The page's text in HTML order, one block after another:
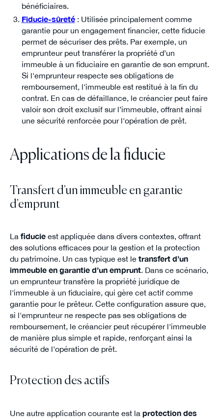
bénéficiaires.
Fiducie-sûreté: Utilisée principalement comme
garantie pour un engagement financier, cette fiducie
permet de sécuriser des prêts. Par exemple, un
emprunteur peut transférer la propriété d’un
immeuble à un fiduciaire en garantie de son emprunt.
Si l'emprunteur respecte ses obligations de
remboursement, l'immeuble est restitué à la fin du
contrat. En cas de défaillance, le créancier peut faire
valoir son droit exclusif sur l’immeuble, offrant ainsi
une sécurité renforcée pour l'opération de prêt.
Applications de la fiducie
Transfert d'un immeuble en garantie
d'emprunt
La fiducieest appliquée dans divers contextes, offrant
des solutions efficaces pour la gestion et la protection
du patrimoine. Un cas typique est le transfert d’un
immeuble en garantie d’un emprunt. Dans ce scénario,
un emprunteur transfère la propriété juridique de
l'immeuble à un fiduciaire, qui gère cet actif comme
garantie pour le prêteur. Cette configuration assure que,
si l'emprunteur ne respecte pas ses obligations de
remboursement, le créancier peut récupérer l'immeuble
de manière plus simple et rapide, renforçant ainsi la
sécurité de l'opération de prêt.
Protection des actifs
Une autre application courante est la protection des